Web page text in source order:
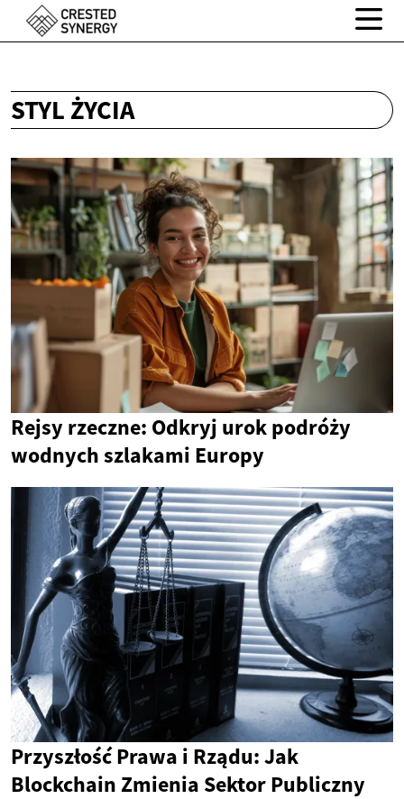
STYL ŻYCIA
Rejsy rzeczne: Odkryj urok podróży
wodnych szlakami Europy
Przyszłość Prawa i Rządu: Jak
Blockchain Zmienia Sektor Publiczny